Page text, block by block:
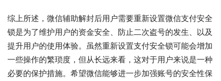
综上所述，微信辅助解封后用户需要重新设置微信支付安全
锁是为了维护用户的资金安全、防止二次盗号的发生、以及
提升用户的使用体验。虽然重新设置支付安全锁可能会增加
一些操作的繁琐度，但从长远来看，这对于用户来说是一种
必要的保护措施。希望微信能够进一步加强账号的安全性保